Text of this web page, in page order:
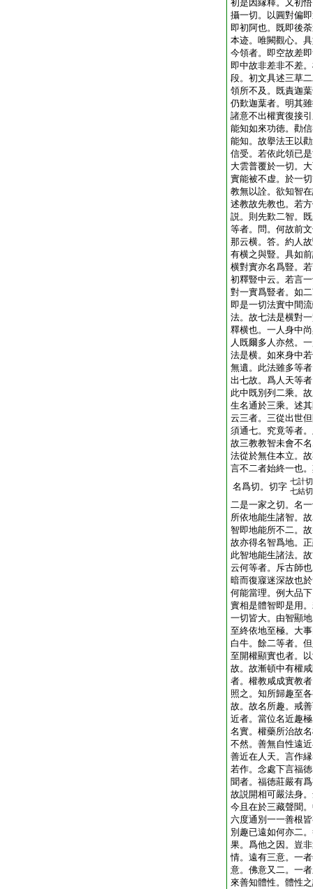
初是因縁釋。又初
攝一切。以圓對偏
即初阿也。既即後
本迹。唯闕觀心。
今領者。即空故差
即中故非差非不差
段。初文具述三草
領所不及。既責迦
仍歎迦葉者。明其
諸意不出權實復接
能知如來功徳。勸
能知。故擧法王以
信受。若依此領已
大雲普覆於一切。
實能被不虚。於一
教無以詮。欲知智
述教故先教也。若
説。則先歎二智。
等者。問。何故前
那云横。答。約人
有横之與豎。具如
横對實亦名爲豎。
初釋豎中云。若言
對一實爲豎者。如
即是一切法實中間
法。故七法是横對
釋横也。一人身中
人既爾多人亦然。
法是横。如來身中
無遺。此法雖多等
出七故。爲人天等
此中既別列二乘。
生名通於三乘。述
云三者。三從出世
須通七。究竟等者
故三教教智未會不
法從於無住本立。
言不二者始終一也
名爲切。切字 七計切
七結切
二是一家之切。名
所依地能生諸智。
智即地能所不二。
故亦得名智爲地。
此智地能生諸法。
云何等者。斥古師
暗而復寱迷深故也
何能當理。例大品
實相是體智即是用
一切皆大。由智顯
至終依地至極。大
白牛。餘二等者。
至開權顯實也者。
故。故漸頓中有權
者。權教咸成實教
照之。知所歸趣至
故。故名所趣。戒
近者。當位名近趣
名實。權藥所治故
不然。善無自性遠
善近在人天。言作
若作。念處下言福
聞者。福徳莊嚴有
故説開相可嚴法身
今且在於三藏聲聞
六度通別一一善根
別趣已遠如何亦二
果。爲他之因。豈
情。遠有三意。一
意。佛意又二。一
來善知體性。體性